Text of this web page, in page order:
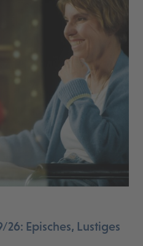
26: Episches, Lustiges